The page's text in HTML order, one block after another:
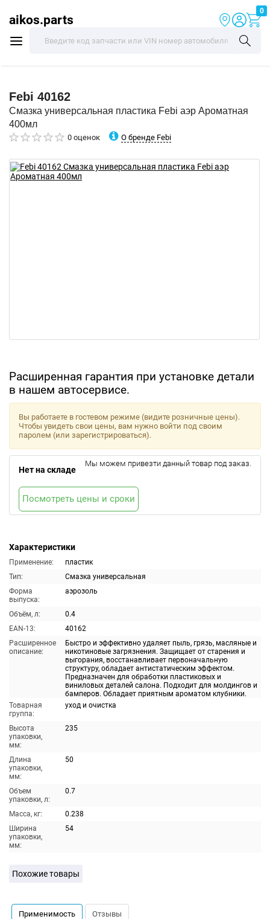
aikos.parts
0
Febi 40162
Смазка универсальная пластика Febi аэр Ароматная
400мл
0 оценок О бренде Febi
Расширенная гарантия при установке детали
в нашем автосервисе.
Характеристики
Применение:
пластик
Тип:
Смазка универсальная
Форма
выпуска:
аэрозоль
Объём, л:
0.4
EAN-13:
40162
Расширенное
описание:
Быстро и эффективно удаляет пыль, грязь, масляные и
никотиновые загрязнения. Защищает от старения и
выгорания, восстанавливает первоначальную
структуру, обладает антистатическим эффектом.
Предназначен для обработки пластиковых и
виниловых деталей салона. Подходит для молдингов и
бамперов. Обладает приятным ароматом клубники.
Товарная
группа:
уход и очистка
Высота
упаковки,
мм:
235
Длина
упаковки,
мм:
50
Объем
упаковки, л:
0.7
Масса, кг:
0.238
Ширина
упаковки,
мм:
54
Вы работаете в гостевом режиме (видите розничные цены).
Чтобы увидеть свои цены, вам нужно войти под своим
паролем (или зарегистрироваться).
Нет на складе
Мы можем привезти данный товар под заказ.
Посмотреть цены и сроки
Похожие товары
Применимость Отзывы